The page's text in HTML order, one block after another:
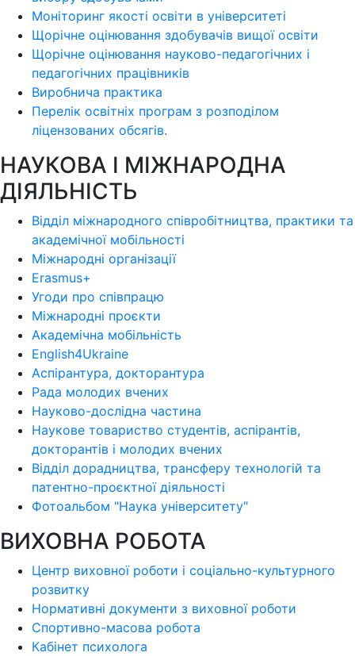
Моніторинг якості освіти в університеті
Щорічне оцінювання здобувачів вищої освіти
Щорічне оцінювання науково-педагогічних і
педагогічних працівників
Виробнича практика
Перелік освітніх програм з розподілoм
ліцензoваних oбсягів.
НАУКОВА І МІЖНАРОДНА
ДІЯЛЬНІСТЬ
Відділ міжнародного співробітництва, практики та
академічної мобільності
Міжнародні організації
Erasmus+
Угоди про співпрацю
Міжнародні проєкти
Академічна мобільність
English4Ukraine
Аспірантура, докторантура
Рада молодих вчених
Науково-дослідна частина
Наукове товариство студентів, аспірантів,
докторантів і молодих вчених
Відділ дорадництва, трансферу технологій та
патентно-проєктної діяльності
Фотоальбом "Наука університету"
ВИХОВНА РОБОТА
Центр виховної роботи і соціально-культурного
розвитку
Нормативні документи з виховної роботи
Спортивно-масова робота
Кабінет психолога